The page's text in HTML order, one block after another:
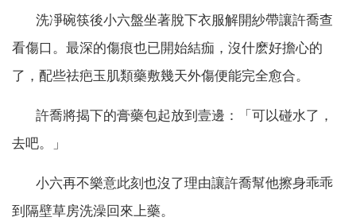
洗凈碗筷後小六盤坐著脫下衣服解開紗帶讓許喬查
看傷口。最深的傷痕也已開始結痂，沒什麽好擔心的
了，配些祛疤玉肌類藥敷幾天外傷便能完全愈合。
許喬將揭下的膏藥包起放到壹邊：「可以碰水了，
去吧。」
小六再不樂意此刻也沒了理由讓許喬幫他擦身乖乖
到隔壁草房洗澡回來上藥。